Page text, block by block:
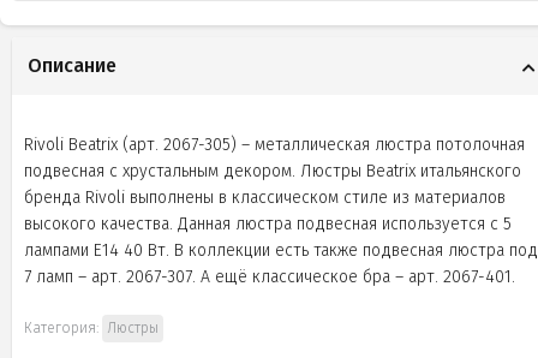
Описание
Rivoli Beatrix (арт. 2067-305) – металлическая люстра потолочная
подвесная с хрустальным декором. Люстры Beatrix итальянского
бренда Rivoli выполнены в классическом стиле из материалов
высокого качества. Данная люстра подвесная используется с 5
лампами Е14 40 Вт. В коллекции есть также подвесная люстра под
7 ламп – арт. 2067-307. А ещё классическое бра – арт. 2067-401.
Категория: Люстры